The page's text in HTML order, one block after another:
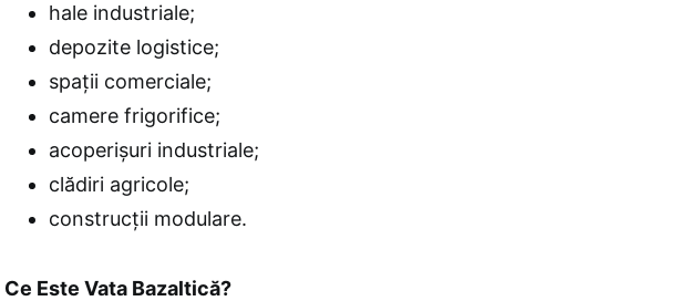
hale industriale;
depozite logistice;
spații comerciale;
camere frigorifice;
acoperișuri industriale;
clădiri agricole;
construcții modulare.
Ce Este Vata Bazaltică?